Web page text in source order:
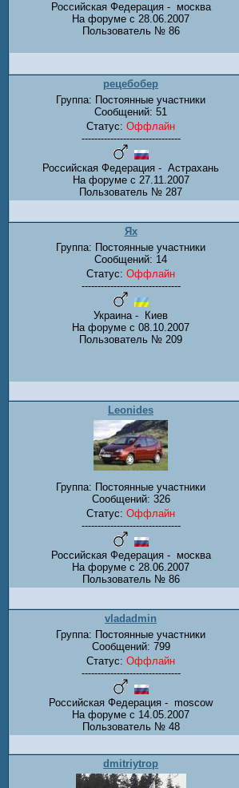
Российская Федерация - москва
На форуме с 28.06.2007
Пользователь № 86
рецебобер
Группа: Постоянные участники
Сообщений: 51
Статус: Оффлайн
-------------------------------
Российская Федерация - Астрахань
На форуме с 27.11.2007
Пользователь № 287
Ях
Группа: Постоянные участники
Сообщений: 14
Статус: Оффлайн
-------------------------------
Украина - Киев
На форуме с 08.10.2007
Пользователь № 209
Leonides
Группа: Постоянные участники
Сообщений: 326
Статус: Оффлайн
-------------------------------
Российская Федерация - москва
На форуме с 28.06.2007
Пользователь № 86
vladadmin
Группа: Постоянные участники
Сообщений: 799
Статус: Оффлайн
-------------------------------
Российская Федерация - moscow
На форуме с 14.05.2007
Пользователь № 48
dmitriytrop